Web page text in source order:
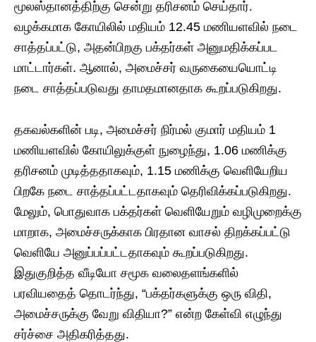
மூலஸ்தானத்திற்கு சென்று தரிசனம் செய்தார்.
வழக்கமாக கோயிலில் மதியம் 12.45 மணியளவில் நடை
சாத்தப்பட்டு, அதன்பிறகு பக்தர்கள் அனுமதிக்கப்பட
மாட்டார்கள். ஆனால், அமைச்சர் வருகையையொட்டி
நடை சாத்தப்படுவது தாமதமானதாக கூறப்படுகிறது.
தகவல்களின் படி, அமைச்சர் நிர்மல் குமார் மதியம் 1
மணியளவில் கோயிலுக்குள் நுழைந்து, 1.06 மணிக்கு
தரிசனம் முடித்ததாகவும், 1.15 மணிக்கு வெளியேறிய
பிறகே நடை சாத்தப்பட்டதாகவும் தெரிவிக்கப்படுகிறது.
மேலும், பொதுவாக பக்தர்கள் வெளியேறும் வழிமுறைக்கு
மாறாக, அமைச்சருக்காக பிரதான வாசல் திறக்கப்பட்டு
வெளியே அனுப்பப்பட்டதாகவும் கூறப்படுகிறது.
இதுகுறித்த வீடியோ சமூக வலைதளங்களில்
பரவியதைத் தொடர்ந்து, “பக்தர்களுக்கு ஒரு விதி,
அமைச்சருக்கு வேறு விதியா?” என்ற கேள்வி எழுந்து
சர்ச்சை அதிகரித்தது.